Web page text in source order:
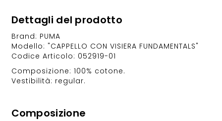
Dettagli del prodotto
Brand: PUMA
Modello: "CAPPELLO CON VISIERA FUNDAMENTALS"
Codice Articolo: 052919-01
Composizione: 100% cotone.
Vestibilità: regular.
Composizione